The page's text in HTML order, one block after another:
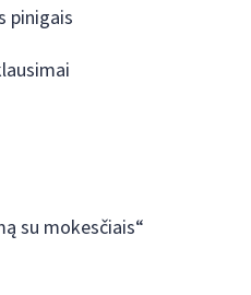
pinigais
su mokesčiais“